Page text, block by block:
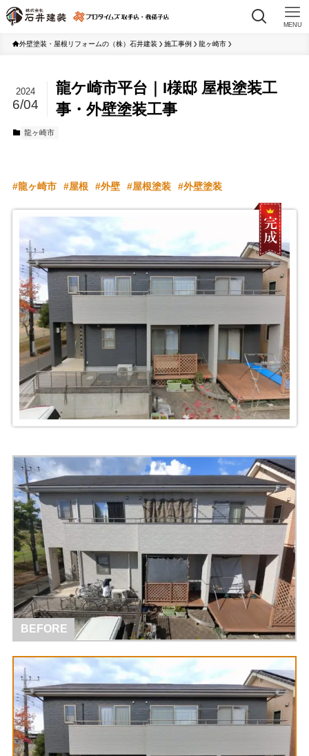
MENU
外壁塗装・屋根リフォームの（株）石井建装 施工事例 龍ヶ崎市
龍ケ崎市平台｜I様邸 屋根塗装工
事・外壁塗装工事
2024
6/04
龍ヶ崎市
龍ヶ崎市 屋根 外壁 屋根塗装 外壁塗装
BEFORE